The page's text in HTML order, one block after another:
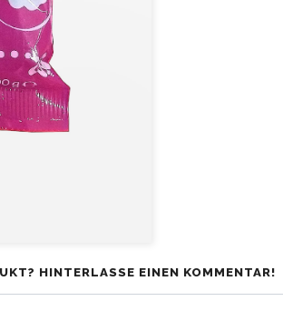
HINTERLASSE EINEN KOMMENTAR!